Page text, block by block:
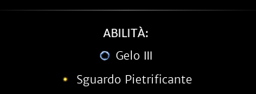
ABILITÀ:
Gelo Ⅲ
Sguardo Pietrificante